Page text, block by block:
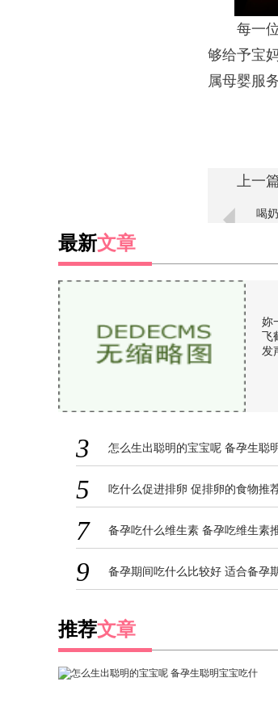
每一
够给予宝
属母婴服
上一
喝
最新文章
妳
发
3 怎么生出聪明的宝宝呢 备孕生聪
5 吃什么促进排卵 促排卵的食物推
7 备孕吃什么维生素 备孕吃维生素
9 备孕期间吃什么比较好 适合备孕
推荐文章